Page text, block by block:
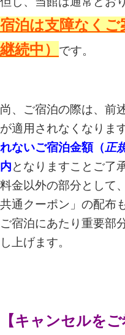
宿泊は支障なく
継続中）
です。
尚、ご宿泊の際は、前
が適用されなくなりま
れないご宿泊金額（ 正
内となりますことご了
料金以外の部分として
共通クーポン」の配布
ご宿泊にあたり重要部
し上げます。
【キャンセルを